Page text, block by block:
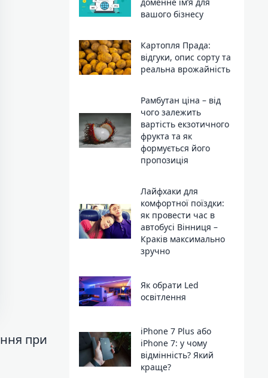
при
вашого бізнесу
Картопля Прада:
відгуки, опис сорту та
реальна врожайність
Рамбутан ціна – від
чого залежить
вартість екзотичного
фрукта та як
формується його
пропозиція
Лайфхаки для
комфортної поїздки:
як провести час в
автобусі Вінниця –
Краків максимально
зручно
Як обрати Led
освітлення
iPhone 7 Plus або
iPhone 7: у чому
відмінність? Який
краще?